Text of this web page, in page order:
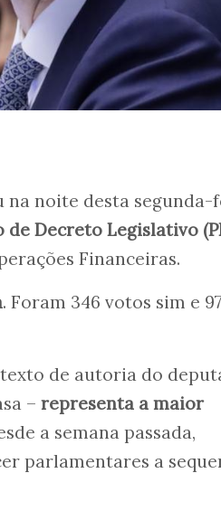
na noite desta segunda-
de Decreto Legislativo
Financeiras.
. Foram 346 votos sim e
de autoria do
– representa a maior
a semana passada,
parlamentares a